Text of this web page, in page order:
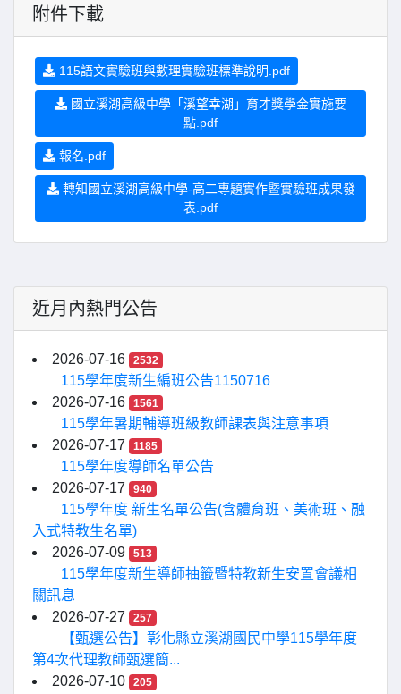
附件下載
115語文實驗班與數理實驗班標準說明.pdf
國立溪湖高級中學「溪望幸湖」育才獎學金實施要
點.pdf
報名.pdf
轉知國立溪湖高級中學-高二專題實作暨實驗班成果發
表.pdf
近月內熱門公告
2026-07-16 2532
115學年度新生編班公告1150716
2026-07-16
1561
115學年暑期輔導班級教師課表與注意事項
2026-07-17
1185
115學年度導師名單公告
2026-07-17
940
115學年度 新生名單公告(含體育班、美術班、融
入式特教生名單)
2026-07-09
513
115學年度新生導師抽籤暨特教新生安置會議相
關訊息
2026-07-27
257
【甄選公告】彰化縣立溪湖國民中學115學年度
第4次代理教師甄選簡...
2026-07-10
205